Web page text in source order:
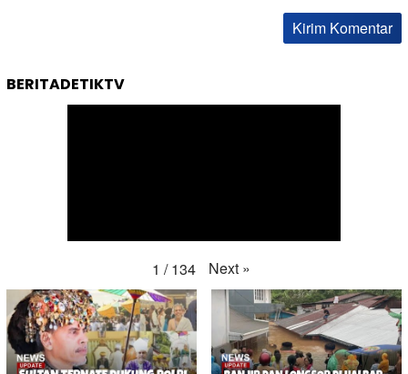
BERITADETIKTV
1 / 134 Next »